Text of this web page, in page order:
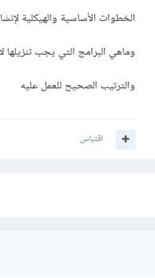
الخطوات الأساسية والهيكلية
وماهي البرامج التي يجب تنزيلها
والترتيب الصحيح للعمل عليه
اقتباس